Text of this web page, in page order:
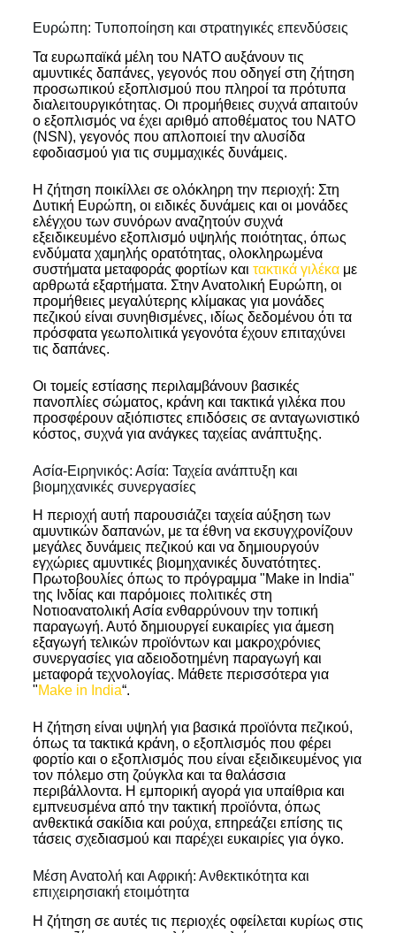
Ευρώπη: Τυποποίηση και στρατηγικές επενδύσεις
Τα ευρωπαϊκά μέλη του ΝΑΤΟ αυξάνουν τις
αμυντικές δαπάνες, γεγονός που οδηγεί στη ζήτηση
προσωπικού εξοπλισμού που πληροί τα πρότυπα
διαλειτουργικότητας. Οι προμήθειες συχνά απαιτούν
ο εξοπλισμός να έχει αριθμό αποθέματος του ΝΑΤΟ
(NSN), γεγονός που απλοποιεί την αλυσίδα
εφοδιασμού για τις συμμαχικές δυνάμεις.
Η ζήτηση ποικίλλει σε ολόκληρη την περιοχή: Στη
Δυτική Ευρώπη, οι ειδικές δυνάμεις και οι μονάδες
ελέγχου των συνόρων αναζητούν συχνά
εξειδικευμένο εξοπλισμό υψηλής ποιότητας, όπως
ενδύματα χαμηλής ορατότητας, ολοκληρωμένα
συστήματα μεταφοράς φορτίων και τακτικά γιλέκαμε
αρθρωτά εξαρτήματα. Στην Ανατολική Ευρώπη, οι
προμήθειες μεγαλύτερης κλίμακας για μονάδες
πεζικού είναι συνηθισμένες, ιδίως δεδομένου ότι τα
πρόσφατα γεωπολιτικά γεγονότα έχουν επιταχύνει
τις δαπάνες.
Οι τομείς εστίασης περιλαμβάνουν βασικές
πανοπλίες σώματος, κράνη και τακτικά γιλέκα που
προσφέρουν αξιόπιστες επιδόσεις σε ανταγωνιστικό
κόστος, συχνά για ανάγκες ταχείας ανάπτυξης.
Ασία-Ειρηνικός: Ασία: Ταχεία ανάπτυξη και
βιομηχανικές συνεργασίες
Η περιοχή αυτή παρουσιάζει ταχεία αύξηση των
αμυντικών δαπανών, με τα έθνη να εκσυγχρονίζουν
μεγάλες δυνάμεις πεζικού και να δημιουργούν
εγχώριες αμυντικές βιομηχανικές δυνατότητες.
Πρωτοβουλίες όπως το πρόγραμμα "Make in India"
της Ινδίας και παρόμοιες πολιτικές στη
Νοτιοανατολική Ασία ενθαρρύνουν την τοπική
παραγωγή. Αυτό δημιουργεί ευκαιρίες για άμεση
εξαγωγή τελικών προϊόντων και μακροχρόνιες
συνεργασίες για αδειοδοτημένη παραγωγή και
μεταφορά τεχνολογίας. Μάθετε περισσότερα για
"Make in India“.
Η ζήτηση είναι υψηλή για βασικά προϊόντα πεζικού,
όπως τα τακτικά κράνη, ο εξοπλισμός που φέρει
φορτίο και ο εξοπλισμός που είναι εξειδικευμένος για
τον πόλεμο στη ζούγκλα και τα θαλάσσια
περιβάλλοντα. Η εμπορική αγορά για υπαίθρια και
εμπνευσμένα από την τακτική προϊόντα, όπως
ανθεκτικά σακίδια και ρούχα, επηρεάζει επίσης τις
τάσεις σχεδιασμού και παρέχει ευκαιρίες για όγκο.
Μέση Ανατολή και Αφρική: Ανθεκτικότητα και
επιχειρησιακή ετοιμότητα
Η ζήτηση σε αυτές τις περιοχές οφείλεται κυρίως στις